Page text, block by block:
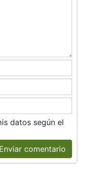
datos según el
Enviar comentario